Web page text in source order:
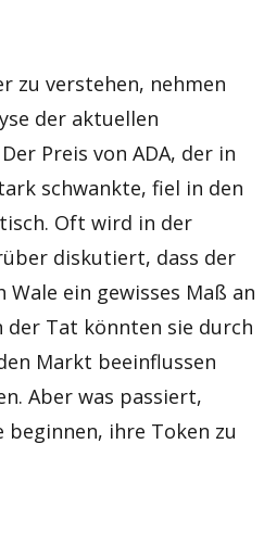
zu verstehen, nehmen
der aktuellen
Preis von ADA, der in
schwankte, fiel in den
Oft wird in der
diskutiert, dass der
ein gewisses Maß an
Tat könnten sie durch
Markt beeinflussen
Aber was passiert,
beginnen, ihre Token zu